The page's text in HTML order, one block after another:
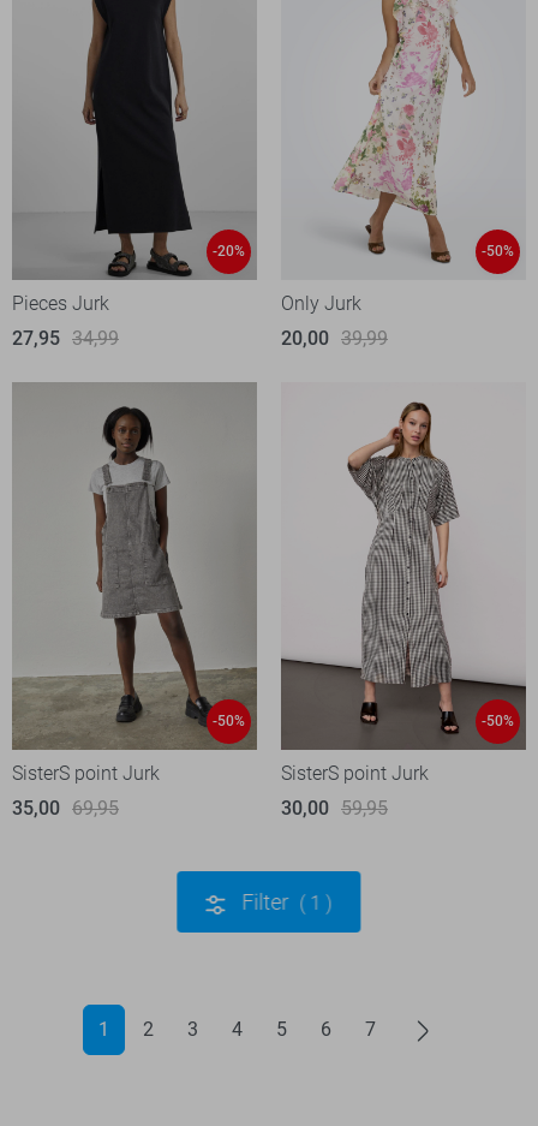
-20%
Pieces Jurk
27,95 34,99
-50%
Only Jurk
20,00 39,99
-50%
SisterS point Jurk
35,00 69,95
-50%
SisterS point Jurk
30,00 59,95
Filter 1
1 2 3 4 5 6 7